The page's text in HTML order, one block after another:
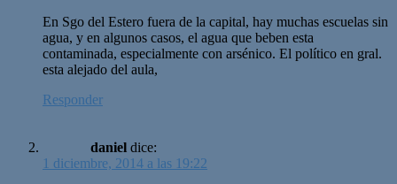
En Sgo del Estero fuera de la capital, hay muchas escuelas sin
agua, y en algunos casos, el agua que beben esta
contaminada, especialmente con arsénico. El político en gral.
esta alejado del aula,
Responder
daniel dice:
1 diciembre, 2014 a las 19:22